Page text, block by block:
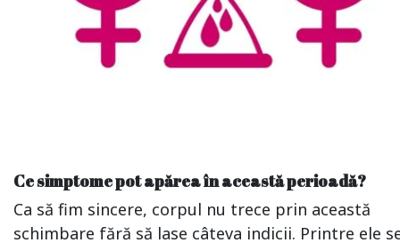
Ce simptome pot apărea în această perioadă?
Ca să fim sincere, corpul nu trece prin această
schimbare fără să lase câteva indicii. Printre ele